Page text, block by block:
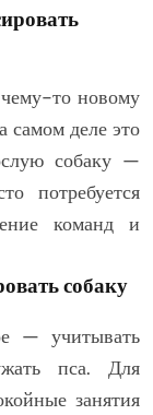
то новому
самом деле это
собаку —
потребуется
команд и
собаку
— учитывать
пса. Для
занятия